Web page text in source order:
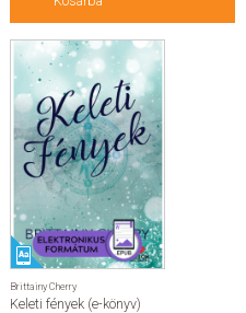
Brittainy Cherry
Keleti fények (e-könyv)